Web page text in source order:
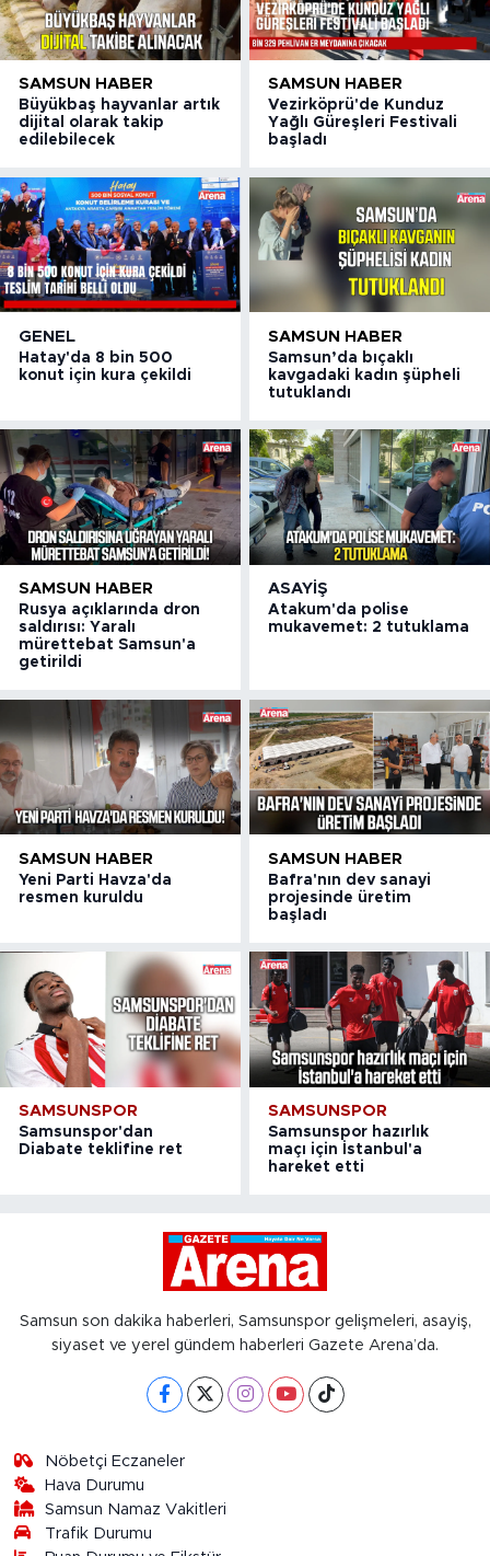
SAMSUN HABER
Büyükbaş hayvanlar artık
dijital olarak takip
edilebilecek
SAMSUN HABER
Vezirköprü'de Kunduz
Yağlı Güreşleri Festivali
başladı
GENEL
Hatay'da 8 bin 500
konut için kura çekildi
SAMSUN HABER
Samsun’da bıçaklı
kavgadaki kadın şüpheli
tutuklandı
SAMSUN HABER
Rusya açıklarında dron
saldırısı: Yaralı
mürettebat Samsun'a
getirildi
ASAYIŞ
Atakum'da polise
mukavemet: 2 tutuklama
SAMSUN HABER
Yeni Parti Havza'da
resmen kuruldu
SAMSUN HABER
Bafra'nın dev sanayi
projesinde üretim
başladı
SAMSUNSPOR
Samsunspor'dan
Diabate teklifine ret
SAMSUNSPOR
Samsunspor hazırlık
maçı için İstanbul'a
hareket etti
Samsun son dakika haberleri, Samsunspor gelişmeleri, asayiş,
siyaset ve yerel gündem haberleri Gazete Arena’da.
Nöbetçi Eczaneler
Hava Durumu
Samsun Namaz Vakitleri
Trafik Durumu